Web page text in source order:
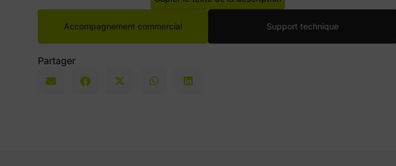
Accompagnement commercial Support technique
Partager